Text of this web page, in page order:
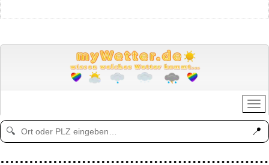
🔍 📍